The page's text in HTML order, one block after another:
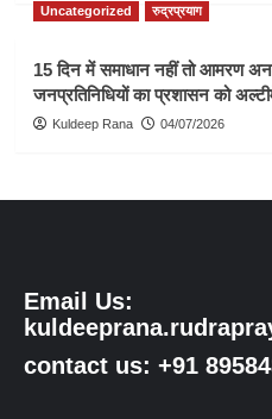
Uncategorized रुद्रप्रयाग
15 दिन में समाधान नहीं तो आमरण
जनप्रतिनिधियों का प्रशासन को
Kuldeep Rana 04/07/2026
Email Us:
contact us: +91